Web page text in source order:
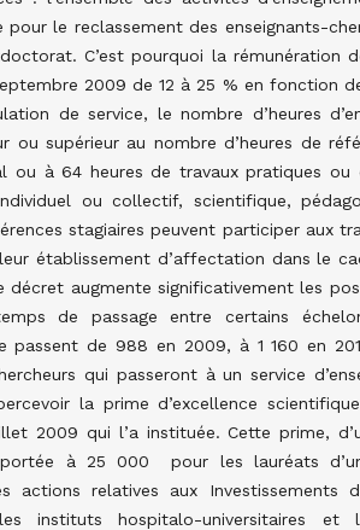
pour le reclassement des enseignants-
C’est pourquoi la rémunération
2009 de 12 à 25 % en fonction
de service, le nombre d’heures
ou supérieur au nombre d’heures de
ou à 64 heures de travaux pratiques ou
ou collectif, scientifique,
stagiaires peuvent participer aux
établissement d’affectation dans le
décret augmente significativement les
de passage entre certains
passent de 988 en 2009, à 1 160 en
qui passeront à un service
la prime d’excellence
2009 qui l’a instituée. Cette prime,
à 25 000 pour les lauréats
actions relatives aux Investissements
instituts hospitalo-universitaires et